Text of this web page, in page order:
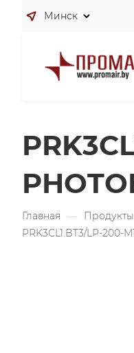
Минск
Главная — Продукты
PRK3CL1.BT3/LP-